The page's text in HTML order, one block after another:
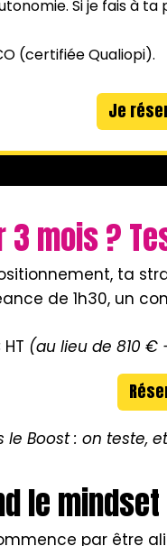
Si je fais à
(certifiée Qualiopi).
Je
3 mois ?
ta
de 1h30, un
(au lieu de 810
le Boost : on teste,
le
par être